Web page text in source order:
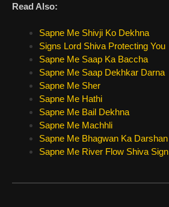
Read Also:
Sapne Me Shivji Ko Dekhna
Signs Lord Shiva Protecting You
Sapne Me Saap Ka Baccha
Sapne Me Saap Dekhkar Darna
Sapne Me Sher
Sapne Me Hathi
Sapne Me Bail Dekhna
Sapne Me Machhli
Sapne Me Bhagwan Ka Darshan
Sapne Me River Flow Shiva Sign